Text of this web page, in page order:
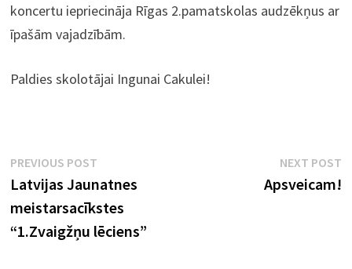
koncertu iepriecināja Rīgas 2.pamatskolas audzēkņus ar
īpašām vajadzībām.
Paldies skolotājai Ingunai Cakulei!
Ziņu
izvēlne
PREVIOUS POST
post:
Latvijas Jaunatnes
meistarsacīkstes
“1.Zvaigžņu lēciens”
NEXT POST
Apsveicam!